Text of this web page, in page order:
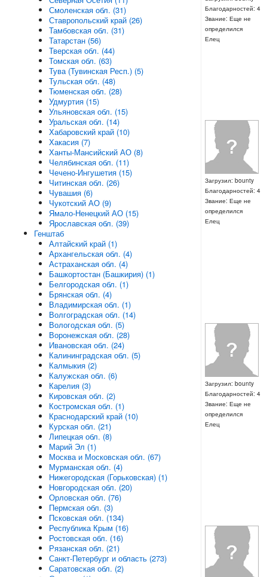
Благодарностей: 4
Звание: Еще не
определился
Елец
Загрузил: bounty
Благодарностей: 4
Звание: Еще не
определился
Елец
Загрузил: bounty
Благодарностей: 4
Звание: Еще не
определился
Елец
Смоленская обл. (31)
Ставропольский край (26)
Тамбовская обл. (31)
Татарстан (56)
Тверская обл. (44)
Томская обл. (63)
Тува (Тувинская Респ.) (5)
Тульская обл. (48)
Тюменская обл. (28)
Удмуртия (15)
Ульяновская обл. (15)
Уральская обл. (14)
Хабаровский край (10)
Хакасия (7)
Ханты-Мансийский АО (8)
Челябинская обл. (11)
Чечено-Ингушетия (15)
Читинская обл. (26)
Чувашия (6)
Чукотский АО (9)
Ямало-Ненецкий АО (15)
Ярославская обл. (39)
Генштаб
Алтайский край (1)
Архангельская обл. (4)
Астраханская обл. (4)
Башкортостан (Башкирия) (1)
Белгородская обл. (1)
Брянская обл. (4)
Владимирская обл. (1)
Волгоградская обл. (14)
Вологодская обл. (5)
Воронежская обл. (28)
Ивановская обл. (24)
Калининградская обл. (5)
Калмыкия (2)
Калужская обл. (6)
Карелия (3)
Кировская обл. (2)
Костромская обл. (1)
Краснодарский край (10)
Курская обл. (21)
Липецкая обл. (8)
Марий Эл (1)
Москва и Московская обл. (67)
Мурманская обл. (4)
Нижегородская (Горьковская) (1)
Новгородская обл. (20)
Орловская обл. (76)
Пермская обл. (3)
Псковская обл. (134)
Республика Крым (16)
Ростовская обл. (16)
Рязанская обл. (21)
Санкт-Петербург и область (273)
Саратовская обл. (2)